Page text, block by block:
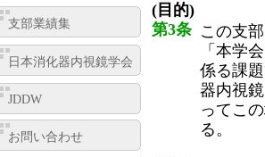
支部業績集
日本消化器内視鏡学会
JDDW
お問い合わせ
(目的)
第3条 この支
「本学
係る課
器内視
ってこ
る。